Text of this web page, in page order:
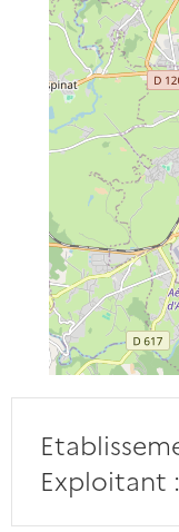
Exploitant :